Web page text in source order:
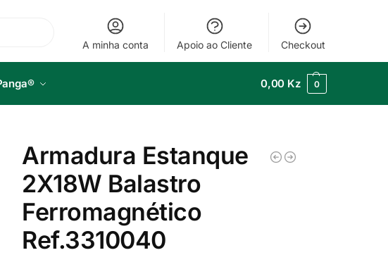
A minha conta Apoio ao Cliente Checkout
0,00 Kz 0
Armadura Estanque
2X18W Balastro
Ferromagnético
Ref.3310040